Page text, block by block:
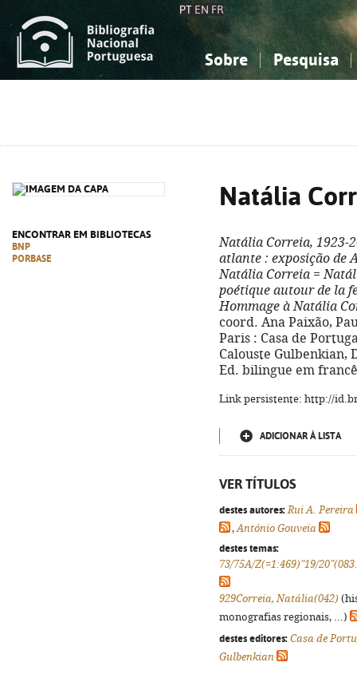
PT EN FR
Sobre Pesquisa
ENCONTRAR EM BIBLIOTECAS
BNP
PORBASE
Natália
Natália Correia, 1923-
atlante : exposição de
Natália Correia =
poétique autour de la
Hommage à Natália
coord. Ana Paixão,
Paris : Casa de
Calouste Gulbenkian,
Ed. bilingue em
Link persistente: http://
ADICIONAR À LISTA
VER TÍTULOS
destes autores: Rui A. Pereira
,António Gouveia
destes temas:
73/75A/Z(=1:469)"19/
929Correia, Natália(042)
monografias regionais, ...)
destes editores: Casa de
Gulbenkian